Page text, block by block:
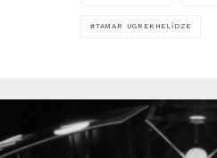
TAMAR UGREKHELIDZE